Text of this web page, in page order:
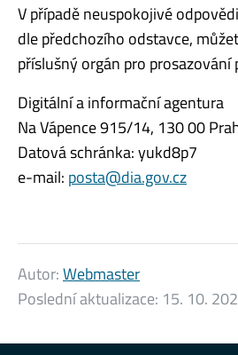
V případě neuspokojivé
dle předchozího odstavce,
příslušný orgán pro prosazování
Digitální a informační agentura
Na Vápence 915/14, 130 00
Datová schránka: yukd8p7
e-mail: posta@dia.gov.cz
Autor:Webmaster
Poslední aktualizace: 15. 10.